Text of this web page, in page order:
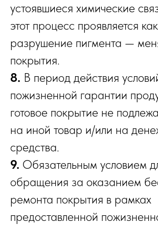
устоявшиеся химические
этот процесс проявляется как
разрушение пигмента —
покрытия.
8. В период действия
пожизненной гарантии
готовое покрытие не
на иной товар и/или на
средства.
9. Обязательным условием
обращения за оказанием
ремонта покрытия в рамках
предоставленной